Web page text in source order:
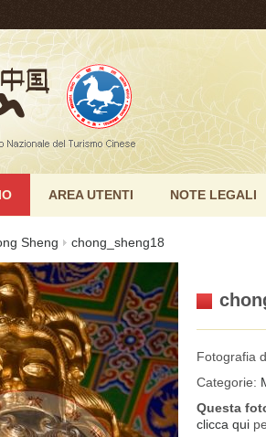
AREA UTENTI NOTE LEGALI
Sheng chong_sheng18
Fotografia
Categorie:
Questa
clicca qui